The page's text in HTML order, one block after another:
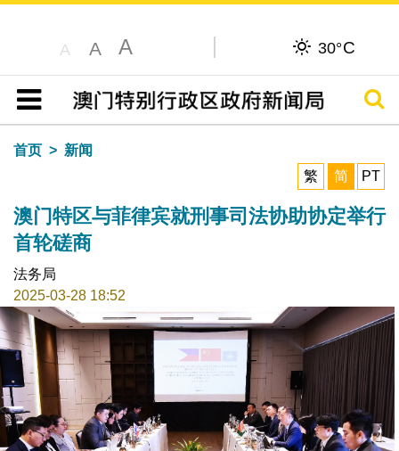
A A A 30°C
目录
搜寻
首页
新闻
繁
简 PT
澳门特区与菲律宾就刑事司法协助协定举行
首轮磋商
法务局
2025-03-28 18:52